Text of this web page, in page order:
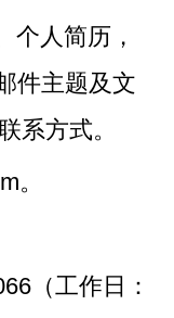
个人简历，
件主题及文
系方式。
。
（工作日：